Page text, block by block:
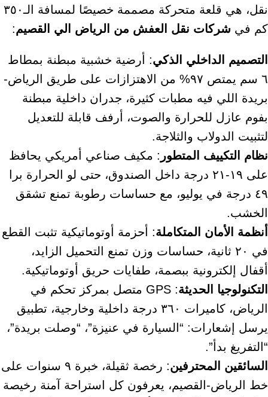
نقل، هي قلعة متحركة مصممة خصيصًا لمسافة الـ٣٥٠
كم في شركات نقل العفش من الرياض الي القصيم:
التصميم الداخلي الذكي: أرضية خشبية مبطنة بمطاط
٦ سم يمتص ٩٧% من الاهتزازات على طريق الرياض-
بريدة اللي فيه مطبات كثيرة، جدران داخلية مبطنة
بفوم عازل للحرارة والصوت، أرفف قابلة للتعديل
لتثبيت الدولاب والثلاجة.
نظام التكييف المتطور : مكيف صناعي أمريكي يحافظ
على ١٩-٢١ درجة داخل الصندوق، حتى لو الحرارة برا
٤٩ درجة في يوليو، مع حساسات رطوبة تمنع تشقق
الخشب.
أنظمة الأمان المتكاملة: أحزمة أوتوماتيكية تثبت القطع
في ٢٠ ثانية، حساسات وزن تمنع التحميل الزايد،
أقفال إلكترونية ببصمة، طفايات حريق أوتوماتيكية.
التكنولوجيا الحديثة
: GPS متصل بمركز تحكم في
الرياض، كاميرات ٣٦٠ درجة داخلية وخارجية، تطبيق
يرسل إشعارات: “السيارة في عنيزة”، “وصلت بريدة”،
“التفريغ بدأ”.
السائقين المحترفين
: رخصة ثقيلة، خبرة ٩ سنوات على
خط الرياض-القصيم، يعرفون كل استراحة آمنة رخيصة